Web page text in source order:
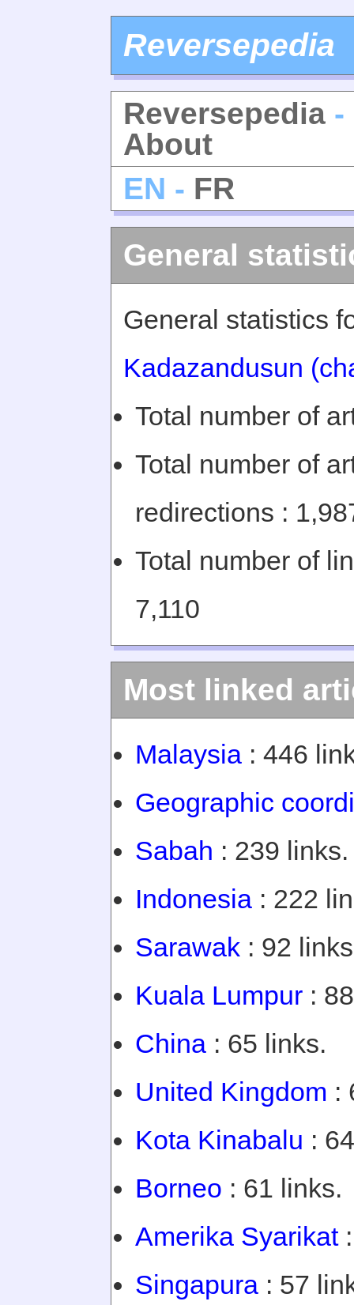
Reversepedia
Reversepedia -
About
EN - FR
General
General statistics
Kadazandusun
Total number of
Total number of
redirections :
Total number of
7,110
Most linked
Malaysia : 446
Geographic
Sabah : 239 links.
Indonesia : 222
Sarawak : 92
Kuala Lumpur :
China : 65 links.
United Kingdom :
Kota Kinabalu :
Borneo : 61 links.
Amerika Syarikat:
Singapura : 57